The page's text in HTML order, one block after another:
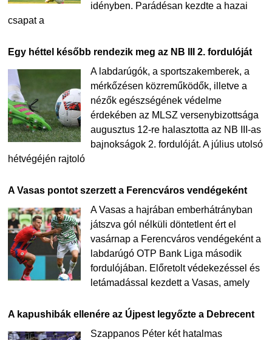
idényben. Parádésan kezdte a hazai
csapat a
Egy héttel később rendezik meg az NB III 2. fordulóját
A labdarúgók, a sportszakemberek, a
mérkőzésen közreműködők, illetve a
nézők egészségének védelme
érdekében az MLSZ versenybizottsága
augusztus 12-re halasztotta az NB III-as
bajnokságok 2. fordulóját. A július utolsó
hétvégéjén rajtoló
A Vasas pontot szerzett a Ferencváros vendégeként
A Vasas a hajrában emberhátrányban
játszva gól nélküli döntetlent ért el
vasárnap a Ferencváros vendégeként a
labdarúgó OTP Bank Liga második
fordulójában. Előretolt védekezéssel és
letámadással kezdett a Vasas, amely
A kapushibák ellenére az Újpest legyőzte a Debrecent
Szappanos Péter két hatalmas